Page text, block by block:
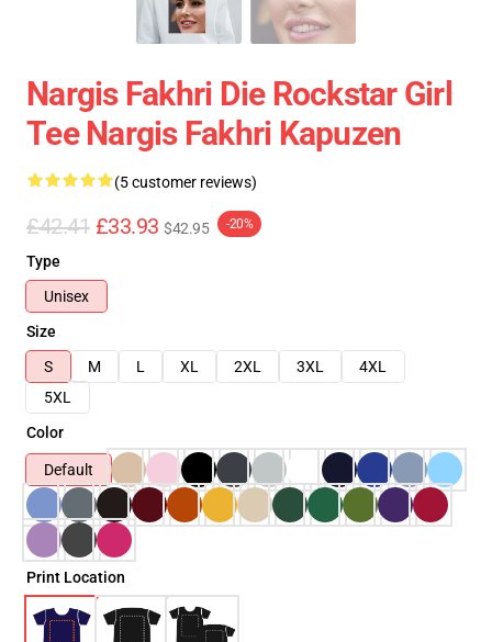
Nargis Fakhri Die Rockstar Girl
Tee Nargis Fakhri Kapuzen
(5 customer reviews)
£42.41 £33.93 $42.95 -20%
Type
Unisex
Size
S
M L XL 2XL 3XL
4XL
5XL
Color
Default
Print Location